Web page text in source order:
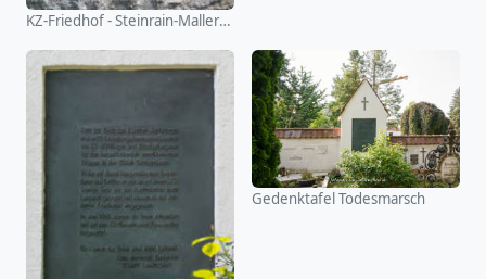
KZ-Friedhof - Steinrain-Mallersdorf
Gedenktafel Todesmarsch